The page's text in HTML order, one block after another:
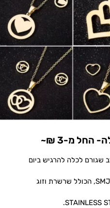
החל מ-3 ₪~
שגורם לכלה להרגיש ביום
סט תכשיטים של המותג SMJEL, הכולל שרשרת וזוג
STAINLESS
.